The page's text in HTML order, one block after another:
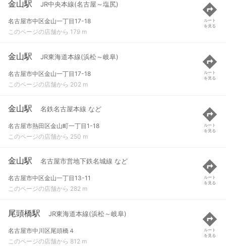
金山駅 JR中央本線(名古屋～塩尻)
名古屋市中区金山一丁目17-18
このページの店舗から 179 m
ルート
を見る
金山駅 JR東海道本線(浜松～岐阜)
名古屋市中区金山一丁目17-18
このページの店舗から 202 m
ルート
を見る
金山駅 名鉄名古屋本線 など
名古屋市熱田区金山町一丁目1-18
このページの店舗から 250 m
ルート
を見る
金山駅 名古屋市営地下鉄名城線 など
名古屋市中区金山一丁目13-11
このページの店舗から 282 m
ルート
を見る
尾頭橋駅 JR東海道本線(浜松～岐阜)
名古屋市中川区尾頭橋４
このページの店舗から 812 m
ルート
を見る